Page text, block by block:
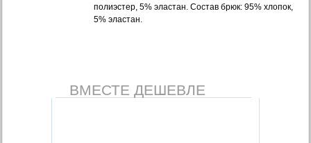
полиэстер, 5% эластан. Состав брюк: 95% хлопок,
5% эластан.
ВМЕСТЕ ДЕШЕВЛЕ